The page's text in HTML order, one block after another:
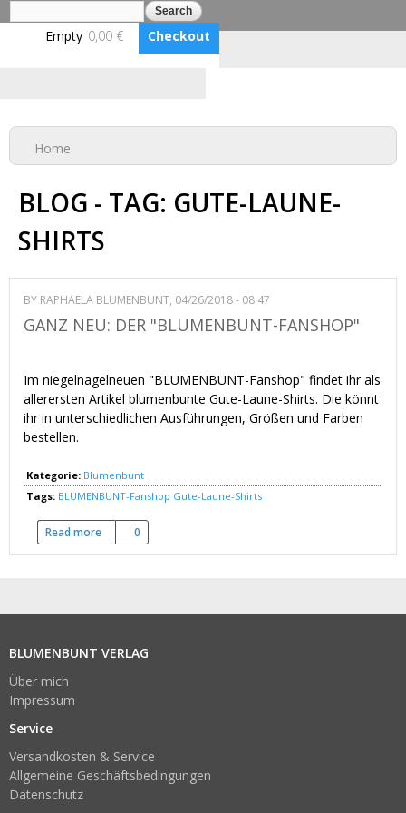
Skip to
main
Search form
Empty 0,00 € Checkout
You are here
Home
BLOG - TAG: GUTE-LAUNE-
SHIRTS
BY RAPHAELA BLUMENBUNT, 04/26/2018 - 08:47
GANZ NEU: DER "BLUMENBUNT-FANSHOP"
Im niegelnagelneuen "BLUMENBUNT-Fanshop" findet ihr als
allerersten Artikel blumenbunte Gute-Laune-Shirts. Die könnt
ihr in unterschiedlichen Ausführungen, Größen und Farben
bestellen.
Kategorie: Blumenbunt
Tags: BLUMENBUNT-Fanshop Gute-Laune-Shirts
Read more about GANZ NEU: Der "BLUMENBUNT-Fanshop"
0
BLUMENBUNT VERLAG
Über mich
Impressum
Service
Versandkosten & Service
Allgemeine Geschäftsbedingungen
Datenschutz